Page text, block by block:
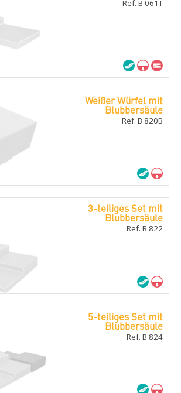
Ref. B 061T
Weißer Würfel mit
Blubbersäule
Ref. B 820B
3-teiliges Set mit
Blubbersäule
Ref. B 822
5-teiliges Set mit
Blubbersäule
Ref. B 824